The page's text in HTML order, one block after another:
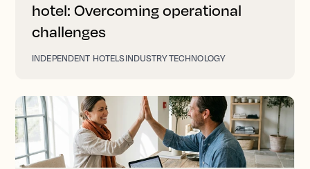
hotel: Overcoming operational
challenges
INDEPENDENT HOTELSINDUSTRY TECHNOLOGY